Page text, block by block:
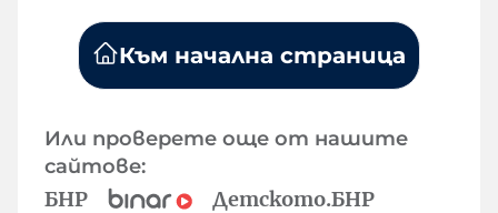
Към начална страница
Или проверете още от нашите
сайтове:
БНР
Детското.БНР